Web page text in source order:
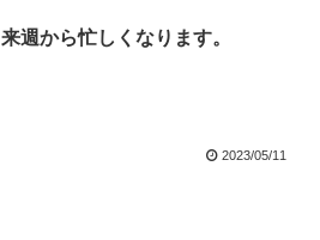
来週から忙しくなります。
2023/05/11